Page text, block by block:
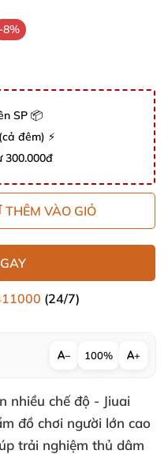
-8%
SP 📦
đêm) ⚡
300.000đ
THÊM VÀO GIỎ
(24/7)
− 100% +
nhiều chế độ - Jiuai
đồ chơi người lớn cao
trải nghiệm thủ dâm